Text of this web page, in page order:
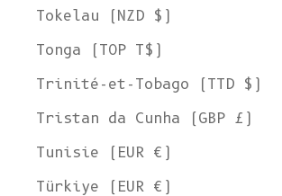
Tokelau (NZD $)
Tonga (TOP T$)
Trinité-et-Tobago (TTD $)
Tristan da Cunha (GBP £)
Tunisie (EUR €)
Türkiye (EUR €)